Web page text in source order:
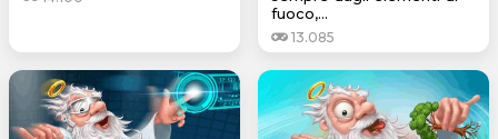
fuoco,...
13.085